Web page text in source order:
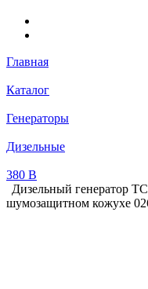
Главная
Каталог
Генераторы
Дизельные
380 В
Дизельный генератор
шумозащитном кожухе